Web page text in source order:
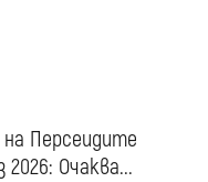
Персеидите
2026: Очаква...